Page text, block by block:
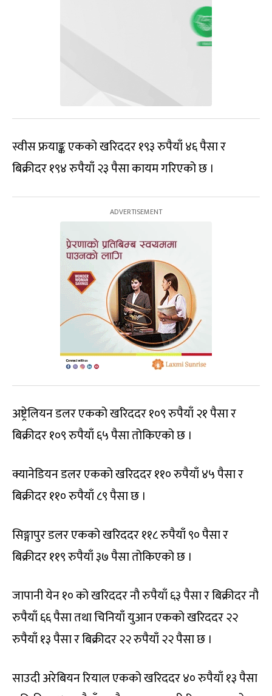
स्वीस फ्रयाङ्क एकको खरिददर १९३ रुपैयाँ ४६ पैसा र
बिक्रीदर १९४ रुपैयाँ २३ पैसा कायम गरिएको छ ।
अष्ट्रेलियन डलर एकको खरिददर १०९ रुपैयाँ २१ पैसा र
बिक्रीदर १०९ रुपैयाँ ६५ पैसा तोकिएको छ ।
क्यानेडियन डलर एकको खरिददर ११० रुपैयाँ ४५ पैसा र
बिक्रीदर ११० रुपैयाँ ८९ पैसा छ ।
सिङ्गापुर डलर एकको खरिददर ११८ रुपैयाँ ९० पैसा र
बिक्रीदर ११९ रुपैयाँ ३७ पैसा तोकिएको छ ।
जापानी येन १० को खरिददर नौ रुपैयाँ ६३ पैसा र बिक्रीदर नौ
रुपैयाँ ६६ पैसा तथा चिनियाँ युआन एकको खरिददर २२
रुपैयाँ १३ पैसा र बिक्रीदर २२ रुपैयाँ २२ पैसा छ ।
साउदी अरेबियन रियाल एकको खरिददर ४० रुपैयाँ १३ पैसा